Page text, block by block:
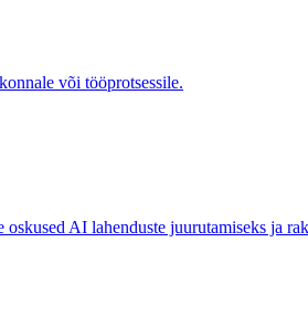
või tööprotsessile.
AI lahenduste juurutamiseks ja